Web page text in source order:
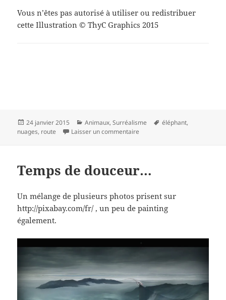
Vous n’êtes pas autorisé à utiliser ou redistribuer
cette Illustration © ThyC Graphics 2015
Publié
le
24 janvier 2015 Catégories
Animaux,Surréalisme
Mots-
éléphant,
nuages, route Laisser un commentaire
Temps de douceur…
Un mélange de plusieurs photos prisent sur
http://pixabay.com/fr/ , un peu de painting
également.